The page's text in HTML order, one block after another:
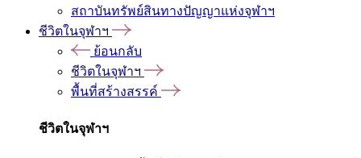
สถาบันทรัพย์สินทางปัญญาแห่งจุฬาฯ
ชีวิตในจุฬาฯ
ย้อนกลับ
ชีวิตในจุฬาฯ
พื้นที่สร้างสรรค์
ชีวิตในจุฬาฯ